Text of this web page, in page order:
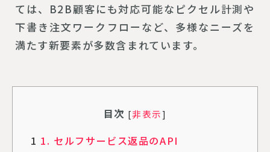
ては、B2B顧客にも対応可能なピクセル計測や
下書き注文ワークフローなど、多様なニーズを
満たす新要素が多数含まれています。
目次 [非表示]
1 1. セルフサービス返品のAPI